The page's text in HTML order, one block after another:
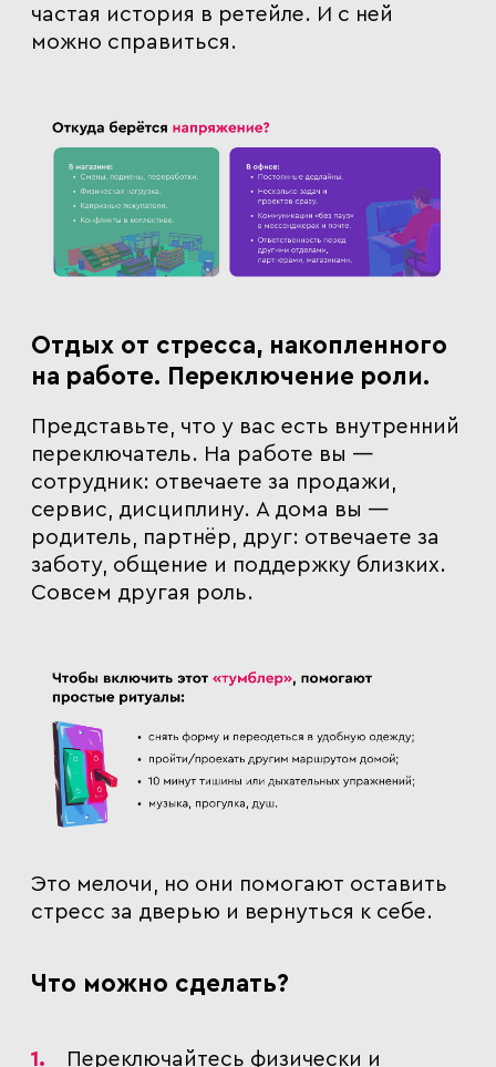
частая история в ретейле. И с ней
можно справиться.
Отдых от стресса, накопленного
на работе. Переключение роли.
Представьте, что у вас есть внутренний
переключатель. На работе вы —
сотрудник: отвечаете за продажи,
сервис, дисциплину. А дома вы —
родитель, партнёр, друг: отвечаете за
заботу, общение и поддержку близких.
Совсем другая роль.
Это мелочи, но они помогают оставить
стресс за дверью и вернуться к себе.
Что можно сделать?
Переключайтесь физически и